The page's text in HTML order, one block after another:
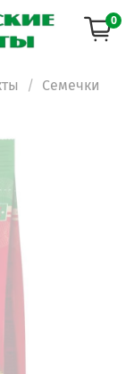
0
Семечки